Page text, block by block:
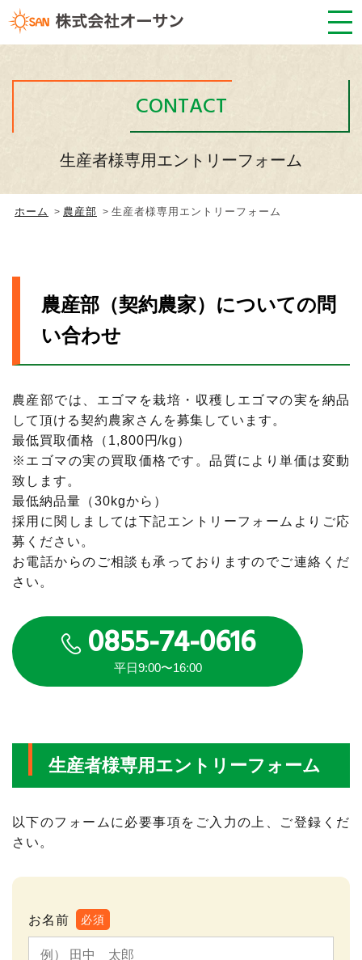
CONTACT
生産者様専用エントリーフォーム
ホーム 農産部 生産者様専用エントリーフォーム
農産部（契約農家）についての問
い合わせ
農産部では、エゴマを栽培・収穫しエゴマの実を納品
して頂ける契約農家さんを募集しています。
最低買取価格（1,800円/kg）
※エゴマの実の買取価格です。品質により単価は変動
致します。
最低納品量（30kgから）
採用に関しましては下記エントリーフォームよりご応
募ください。
お電話からのご相談も承っておりますのでご連絡くだ
さい。
0855-74-0616
平日9:00〜16:00
生産者様専用エントリーフォーム
以下のフォームに必要事項をご入力の上、ご登録くだ
さい。
お名前 必須